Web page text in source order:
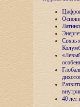
Связь
40 лет